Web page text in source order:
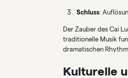
Schluss:
Der Zauber des Cai
traditionelle Musik
dramatischen
Kulturelle